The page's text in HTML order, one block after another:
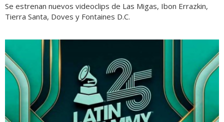
Se estrenan nuevos videoclips de Las Migas, Ibon Errazkin,
Tierra Santa, Doves y Fontaines D.C.